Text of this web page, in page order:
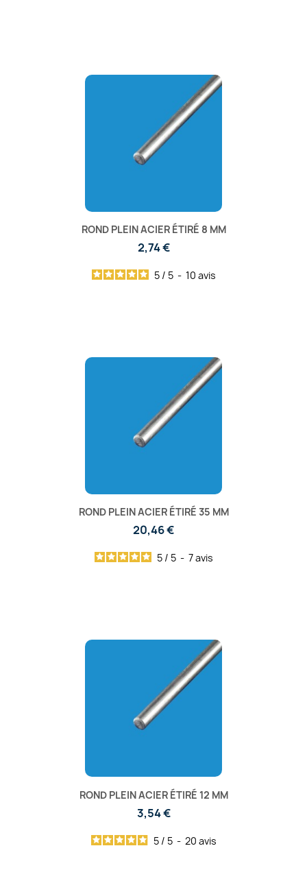
ROND PLEIN ACIER ÉTIRÉ 8 MM
2,74 €
5 / 5 - 10 avis
ROND PLEIN ACIER ÉTIRÉ 35 MM
20,46 €
5 / 5 - 7avis
ROND PLEIN ACIER ÉTIRÉ 12 MM
3,54 €
5 / 5 - 20 avis